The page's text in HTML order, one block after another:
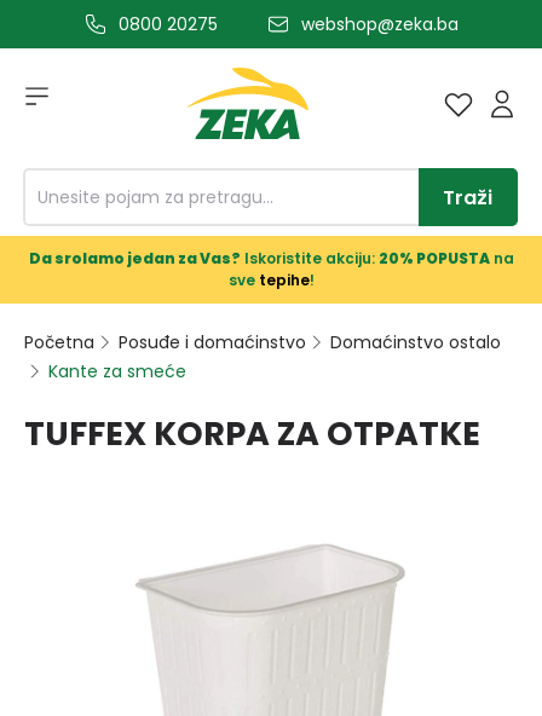
glavni sadržaj0800 20275 webshop@zeka.ba
Traži
Da srolamo jedan za Vas? Iskoristite akciju: 20% POPUSTAna
sve tepihe!
Početna Posuđe i domaćinstvo
Domaćinstvo ostalo
Kante za smeće
TUFFEX KORPA ZA OTPATKE